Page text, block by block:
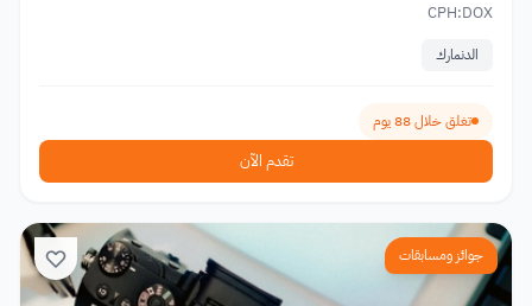
CPH:DOX
الدنمارك
تغلق خلال 88 يوم
تقدم الآن
جوائز ومسابقات